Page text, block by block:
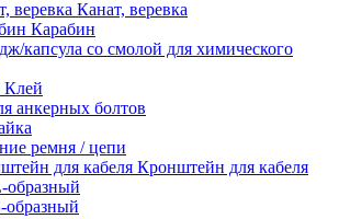
Канат, веревка
Карабин
капсула со смолой для химического
Клей
анкерных болтов
ремня / цепи
Кронштейн для кабеля